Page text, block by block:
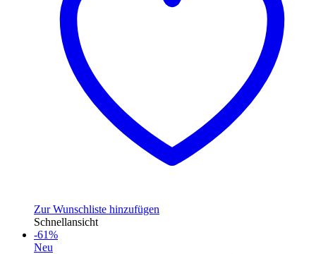
Zur Wunschliste hinzufügen
Schnellansicht
-61%
Neu